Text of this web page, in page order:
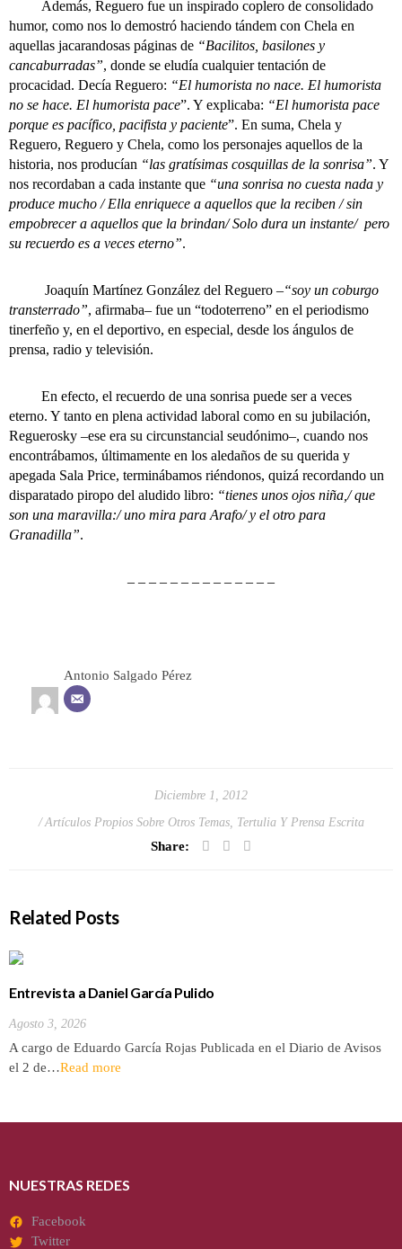
Además, Reguero fue un inspirado coplero de consolidado
humor, como nos lo demostró haciendo tándem con Chela en
aquellas jacarandosas páginas de “Bacilitos, basilones y
cancaburradas”, donde se eludía cualquier tentación de
procacidad. Decía Reguero: “El humorista no nace. El humorista
no se hace. El humorista pace”. Y explicaba: “El humorista pace
porque es pacífico, pacifista y paciente”. En suma, Chela y
Reguero, Reguero y Chela, como los personajes aquellos de la
historia, nos producían “las gratísimas cosquillas de la sonrisa”. Y
nos recordaban a cada instante que “una sonrisa no cuesta nada y
produce mucho / Ella enriquece a aquellos que la reciben / sin
empobrecer a aquellos que la brindan/ Solo dura un instante/ pero
su recuerdo es a veces eterno”.
Joaquín Martínez González del Reguero –“soy un coburgo
transterrado”, afirmaba– fue un “todoterreno” en el periodismo
tinerfeño y, en el deportivo, en especial, desde los ángulos de
prensa, radio y televisión.
En efecto, el recuerdo de una sonrisa puede ser a veces
eterno. Y tanto en plena actividad laboral como en su jubilación,
Reguerosky –ese era su circunstancial seudónimo–, cuando nos
encontrábamos, últimamente en los aledaños de su querida y
apegada Sala Price, terminábamos riéndonos, quizá recordando un
disparatado piropo del aludido libro: “tienes unos ojos niña,/ que
son una maravilla:/ uno mira para Arafo/ y el otro para
Granadilla”.
– – – – – – – – – – – – – –
Antonio Salgado Pérez
Diciembre 1, 2012
Artículos Propios Sobre Otros Temas, Tertulia Y Prensa Escrita
Share:
Related Posts
Entrevista a Daniel García Pulido
Agosto 3, 2026
A cargo de Eduardo García Rojas Publicada en el Diario de Avisos
el 2 de…Read more
NUESTRAS REDES
Facebook
Twitter